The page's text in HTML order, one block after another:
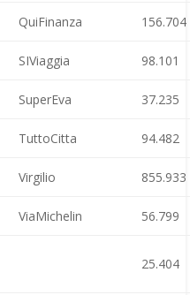
QuiFinanza 156.704
SIViaggia 98.101
SuperEva 37.235
TuttoCitta 94.482
Virgilio 855.933
ViaMichelin 56.799
25.404